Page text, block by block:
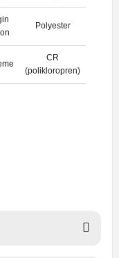
Polyester
CR
(polikloropren)